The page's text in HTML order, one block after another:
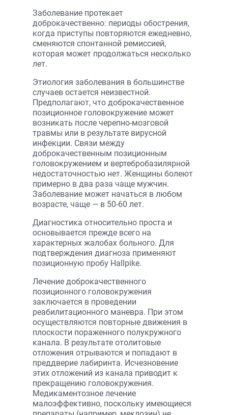
Заболевание протекает
доброкачественно: периоды обострения,
когда приступы повторяются ежедневно,
сменяются спонтанной ремиссией,
которая может продолжаться несколько
лет.
Этиология заболевания в большинстве
случаев остается неизвестной.
Предполагают, что доброкачественное
позиционное головокружение может
возникать после черепно-мозговой
травмы или в результате вирусной
инфекции. Связи между
доброкачественным позиционным
головокружением и вертебробазилярной
недостаточностью нет. Женщины болеют
примерно в два раза чаще мужчин.
Заболевание может начаться в любом
возрасте, чаще — в 50-60 лет.
Диагностика относительно проста и
основывается прежде всего на
характерных жалобах больного. Для
подтверждения диагноза применяют
позиционную пробу Hallpike.
Лечение доброкачественного
позиционного головокружения
заключается в проведении
реабилитационного маневра. При этом
осуществляются повторные движения в
плоскости пораженного полукружного
канала. В результате отолитовые
отложения отрываются и попадают в
преддверие лабиринта. Исчезновение
этих отложений из канала приводит к
прекращению головокружения.
Медикаментозное лечение
малоэффективно, поскольку имеющиеся